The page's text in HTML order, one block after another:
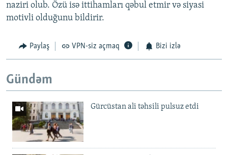
naziri olub. Özü isə ittihamları qəbul etmir və siyasi
motivli olduğunu bildirir.
Paylaş VPN-siz açmaq Bizi izlə
Gündəm
Gürcüstan ali təhsili pulsuz etdi